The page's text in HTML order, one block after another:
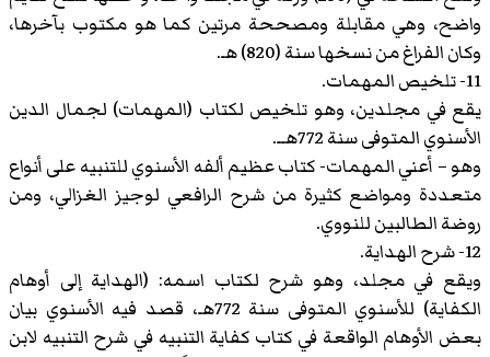
واضح، وهي مقابلة ومصححة مرتين كما هو مكتوب بآخرها،
وكان الفراغ من نسخها سنة (820) هـ.
11- تلخيص المهمات.
يقع في مجلدين، وهو تلخيص لكتاب (المهمات) لجمال الدين
الأسنوي المتوفى سنة 772هــ.
وهو – أعني المهمات- كتاب عظيم ألفه الأسنوي للتنبيه على أنواع
متعددة ومواضع كثيرة من شرح الرافعي لوجيز الغزالي، ومن
روضة الطالبين للنووي.
12- شرح الهداية.
ويقع في مجلد، وهو شرح لكتاب اسمه: (الهداية إلى أوهام
الكفاية) للأسنوي المتوفى سنة 772هـ، قصد فيه الأسنوي بيان
بعض الأوهام الواقعة في كتاب كفاية التنبيه في شرح التنبيه لابن